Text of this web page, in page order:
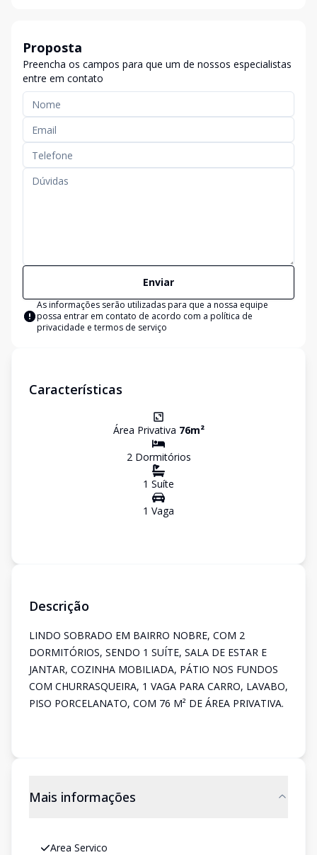
Proposta
Preencha os campos para que um de nossos especialistas
entre em contato
Enviar
As informações serão utilizadas para que a nossa equipe
possa entrar em contato de acordo com a política de
privacidade e termos de serviço
Características
Área Privativa 76m²
2Dormitórios
1 Suíte
1 Vaga
Descrição
LINDO SOBRADO EM BAIRRO NOBRE, COM 2
DORMITÓRIOS, SENDO 1 SUÍTE, SALA DE ESTAR E
JANTAR, COZINHA MOBILIADA, PÁTIO NOS FUNDOS
COM CHURRASQUEIRA, 1 VAGA PARA CARRO, LAVABO,
PISO PORCELANATO, COM 76 M² DE ÁREA PRIVATIVA.
Mais informações
Area Servico